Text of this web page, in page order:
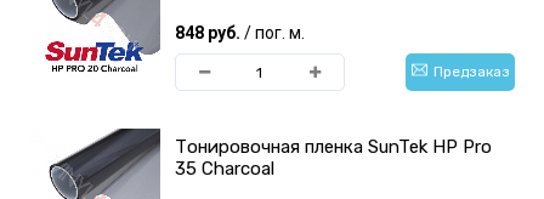
848 руб. / пог. м.
Предзаказ
Тонировочная пленка SunTek HP Pro
35 Charcoal